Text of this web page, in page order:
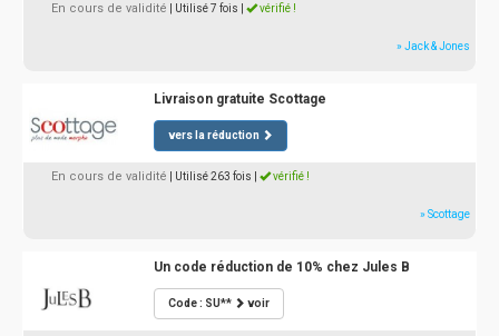
En cours de validité | Utilisé 7 fois vérifié !
» Jack & Jones
Livraison gratuite Scottage
vers la réduction
En cours de validité | Utilisé 263 fois vérifié !
» Scottage
Un code réduction de 10% chez Jules B
Code : SU** voir